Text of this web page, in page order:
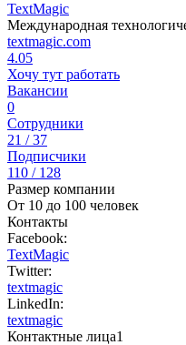
TextMagic
Международная
textmagic.com
4.05
Хочу тут работать
Вакансии
0
Сотрудники
21 / 37
Подписчики
110 / 128
Размер компании
От 10 до 100 человек
Контакты
Facebook:
TextMagic
Twitter:
textmagic
LinkedIn:
textmagic
Контактные лица1